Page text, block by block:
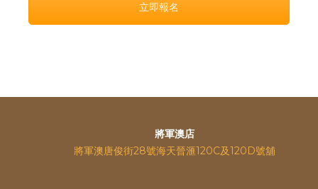
立即報名
將軍澳店
將軍澳唐俊街28號海天晉滙120C及120D號舖